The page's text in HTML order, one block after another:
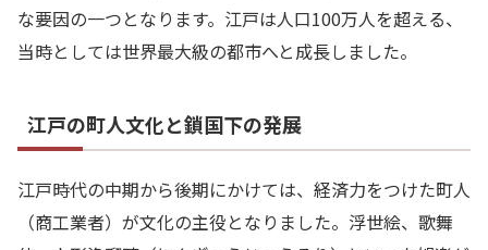
な要因の一つとなります。江戸は人口100万人を超える、
当時としては世界最大級の都市へと成長しました。
江戸の町人文化と鎖国下の発展
江戸時代の中期から後期にかけては、経済力をつけた町人
（商工業者）が文化の主役となりました。浮世絵、歌舞